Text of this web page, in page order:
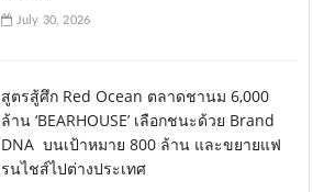
July 30, 2026
สูตรสู้ศึก Red Ocean ตลาดชานม 6,000
ล้าน ‘BEARHOUSE’ เลือกชนะด้วย Brand
DNA บนเป้าหมาย 800 ล้าน และขยายแฟ
รนไชส์ไปต่างประเทศ